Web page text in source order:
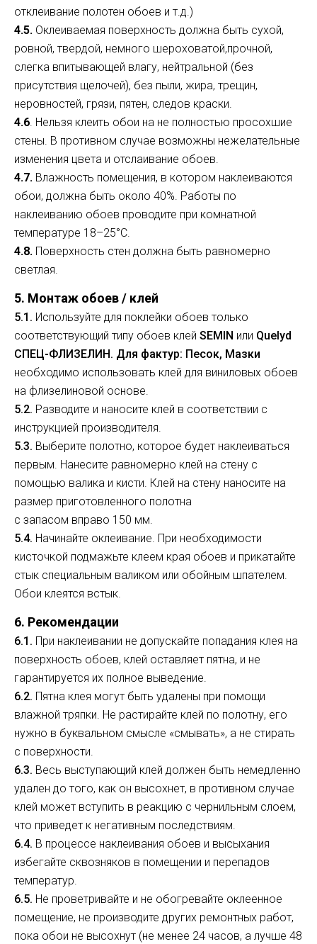
отклеивание полотен обоев и т.д.)
4.5. Оклеиваемая поверхность должна быть сухой,
ровной, твердой, немного шероховатой,прочной,
слегка впитывающей влагу, нейтральной (без
присутствия щелочей), без пыли, жира, трещин,
неровностей, грязи, пятен, следов краски.
4.6. Нельзя клеить обои на не полностью просохшие
стены. В противном случае возможны нежелательные
изменения цвета и отслаивание обоев.
4.7. Влажность помещения, в котором наклеиваются
обои, должна быть около 40%. Работы по
наклеиванию обоев проводите при комнатной
температуре 18–25°С.
4.8. Поверхность стен должна быть равномерно
светлая.
5. Монтаж обоев / клей
5.1. Используйте для поклейки обоев только
соответствующий типу обоев клей SEMIN или Quelyd
СПЕЦ-ФЛИЗЕЛИН. Для фактур: Песок, Мазки
необходимо использовать клей для виниловых обоев
на флизелиновой основе.
5.2. Разводите и наносите клей в соответствии с
инструкцией производителя.
5.3. Выберите полотно, которое будет наклеиваться
первым. Нанесите равномерно клей на стену с
помощью валика и кисти. Клей на стену наносите на
размер приготовленного полотна
с запасом вправо 150 мм.
5.4. Начинайте оклеивание. При необходимости
кисточкой подмажьте клеем края обоев и прикатайте
стык специальным валиком или обойным шпателем.
Обои клеятся встык.
6. Рекомендации
6.1. При наклеивании не допускайте попадания клея на
поверхность обоев, клей оставляет пятна, и не
гарантируется их полное выведение.
6.2. Пятна клея могут быть удалены при помощи
влажной тряпки. Не растирайте клей по полотну, его
нужно в буквальном смысле «смывать», а не стирать
с поверхности.
6.3. Весь выступающий клей должен быть немедленно
удален до того, как он высохнет, в противном случае
клей может вступить в реакцию с чернильным слоем,
что приведет к негативным последствиям.
6.4. В процессе наклеивания обоев и высыхания
избегайте сквозняков в помещении и перепадов
температур.
6.5. Не проветривайте и не обогревайте оклеенное
помещение, не производите других ремонтных работ,
пока обои не высохнут (не менее 24 часов, а лучше 48